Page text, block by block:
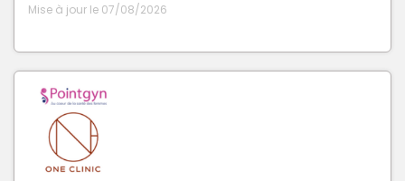
Mise à jour le 07/08/2026